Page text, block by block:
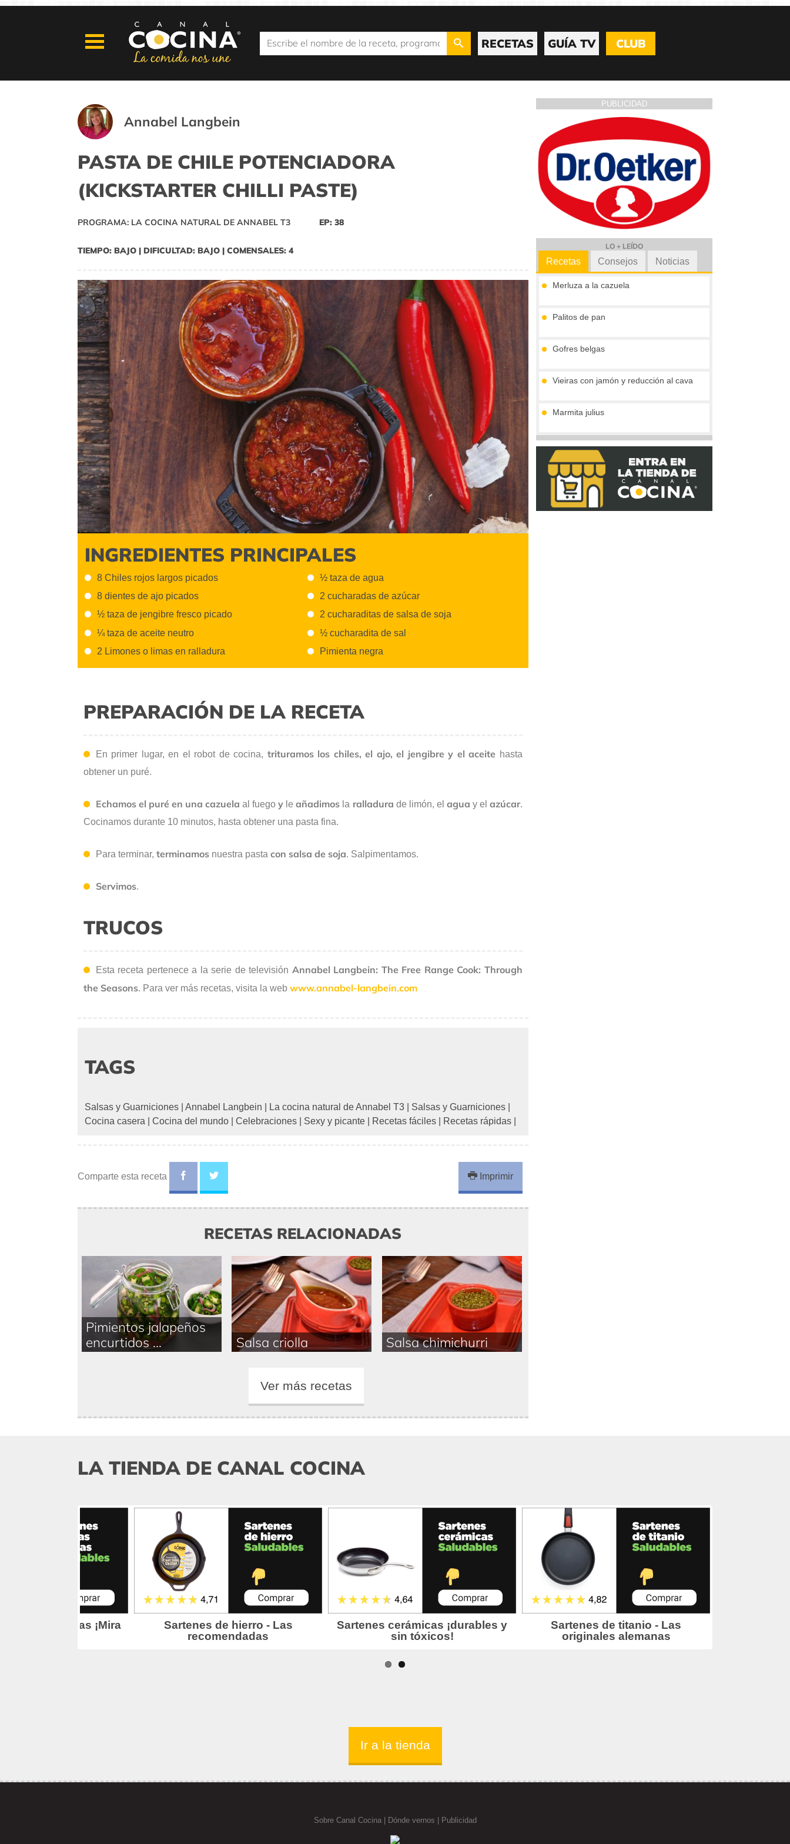
RECETAS GUÍA TV CLUB
Annabel Langbein
PASTA DE CHILE POTENCIADORA
(KICKSTARTER CHILLI PASTE)
PROGRAMA: LA COCINA NATURAL DE ANNABEL T3 EP: 38
TIEMPO: BAJO | DIFICULTAD: BAJO | COMENSALES: 4
INGREDIENTES PRINCIPALES
8 Chiles rojos largos picados
8 dientes de ajo picados
½ taza de jengibre fresco picado
¼ taza de aceite neutro
2 Limones o limas en ralladura
½ taza de agua
2 cucharadas de azúcar
2 cucharaditas de salsa de soja
½ cucharadita de sal
Pimienta negra
PREPARACIÓN DE LA RECETA
En primer lugar, en el robot de cocina, trituramos los chiles, el ajo, el jengibre y el aceite hasta
obtener un puré.
Echamos el puré en una cazuela al fuego y leañadimos la ralladura de limón, el agua y el azúcar.
Cocinamos durante 10 minutos, hasta obtener una pasta fina.
Para terminar, terminamos nuestra pasta con salsa de soja. Salpimentamos.
Servimos.
TRUCOS
Esta receta pertenece a la serie de televisión Annabel Langbein: The Free Range Cook: Through
the Seasons. Para ver más recetas, visita la web www.annabel-langbein.com
TAGS
Salsas y Guarniciones Annabel Langbein La cocina natural de Annabel T3 Salsas y Guarniciones
Cocina casera
Cocina del mundo Celebraciones Sexy y picante Recetas fáciles Recetas rápidas
Comparte esta receta Imprimir
RECETAS RELACIONADAS
Pimientos jalapeños
encurtidos ...
Salsa criolla Salsa chimichurri
Ver más recetas
PUBLICIDAD
LO + LEÍDO
Recetas
Merluza a la cazuela
Palitos de pan
Gofres belgas
Vieiras con jamón y reducción al cava
Marmita julius
Pimientos rellenos de ternera en salsa
Consejos Noticias
LA TIENDA DE CANAL COCINA
Ir a la tienda
Sobre Canal Cocina| Dónde vernos | Publicidad